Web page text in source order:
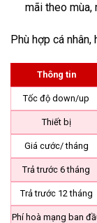
mãi theo mùa,
Phù hợp cá
Thông tin
Tốc độ down/up
Thiết bị
Giá cước/ tháng
Trả trước 6 tháng
Trả trước 12 tháng
Phí hoà mạng ban